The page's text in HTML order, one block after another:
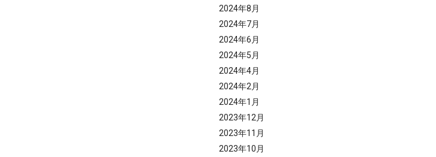
2024年8月
2024年7月
2024年6月
2024年5月
2024年4月
2024年2月
2024年1月
2023年12月
2023年11月
2023年10月